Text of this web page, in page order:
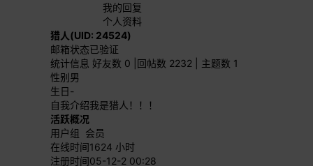
我的回复
个人资料
猎人 (UID: 24524)
邮箱状态已验证
统计信息 好友数 0 回帖数 2232
主题数 1
性别男
生日-
自我介绍我是猎人！！！
活跃概况
用户组 会员
在线时间1624 小时
注册时间05-12-2 00:28